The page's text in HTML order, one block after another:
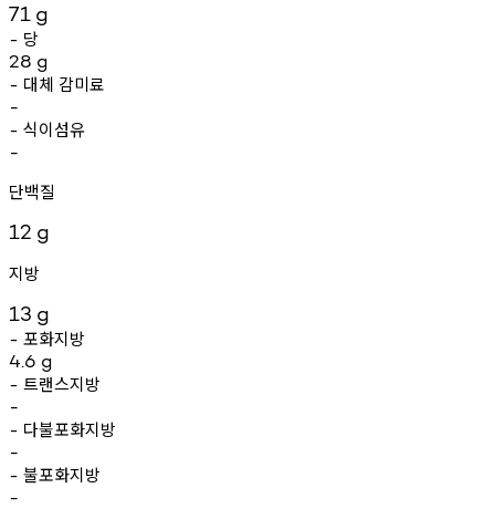
71 g
- 당
28 g
- 대체 감미료
-
- 식이섬유
-
단백질
12 g
지방
13 g
- 포화지방
4.6 g
- 트랜스지방
-
- 다불포화지방
-
- 불포화지방
-